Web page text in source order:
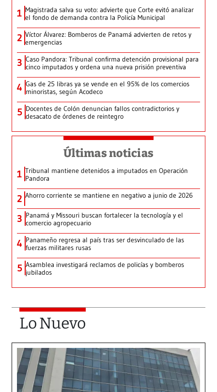
1 Magistrada salva su voto: advierte que Corte evitó analizar
el fondo de demanda contra la Policía Municipal
2 Víctor Álvarez: Bomberos de Panamá advierten de retos y
emergencias
3 Caso Pandora: Tribunal confirma detención provisional para
cinco imputados y ordena una nueva prisión preventiva
4 Gas de 25 libras ya se vende en el 95% de los comercios
minoristas, según Acodeco
5 Docentes de Colón denuncian fallos contradictorios y
desacato de órdenes de reintegro
Últimas noticias
1 Tribunal mantiene detenidos a imputados en Operación
Pandora
2 Ahorro corriente se mantiene en negativo a junio de 2026
3 Panamá y Missouri buscan fortalecer la tecnología y el
comercio agropecuario
4 Panameño regresa al país tras ser desvinculado de las
fuerzas militares rusas
5 Asamblea investigará reclamos de policías y bomberos
jubilados
Lo Nuevo